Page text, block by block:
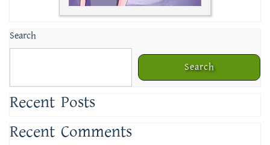
Search
Search
Recent Posts
Recent Comments